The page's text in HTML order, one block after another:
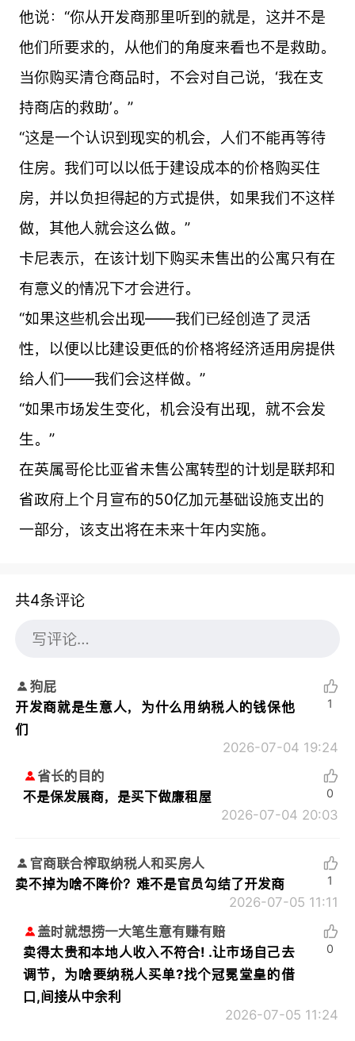
他说：“你从开发商那里听到的就是，这并不是
他们所要求的，从他们的角度来看也不是救助。
当你购买清仓商品时，不会对自己说，‘我在支
持商店的救助’。”
“这是一个认识到现实的机会，人们不能再等待
住房。我们可以以低于建设成本的价格购买住
房，并以负担得起的方式提供，如果我们不这样
做，其他人就会这么做。”
卡尼表示，在该计划下购买未售出的公寓只有在
有意义的情况下才会进行。
“如果这些机会出现——我们已经创造了灵活
性，以便以比建设更低的价格将经济适用房提供
给人们——我们会这样做。”
“如果市场发生变化，机会没有出现，就不会发
生。”
在英属哥伦比亚省未售公寓转型的计划是联邦和
省政府上个月宣布的50亿加元基础设施支出的
一部分，该支出将在未来十年内实施。
共4条评论
狗屁
开发商就是生意人，为什么用纳税人的钱保他
们
2026-07-04 19:24
1
省长的目的
不是保发展商，是买下做廉租屋
2026-07-04 20:03
0
官商联合榨取纳税人和买房人
卖不掉为啥不降价？难不是官员勾结了开发商
2026-07-05 11:11
1
盖时就想捞一大笔生意有赚有赔
卖得太贵和本地人收入不符合! .让市场自己去
调节，为啥要纳税人买单?找个冠冕堂皇的借
口,间接从中余利
2026-07-05 11:24
0